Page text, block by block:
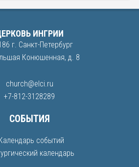
ИНГРИИ
г. Санкт-Петербург
Конюшенная, д. 8
church@elci.ru
+7-812-3128289
СОБЫТИЯ
событий
календарь